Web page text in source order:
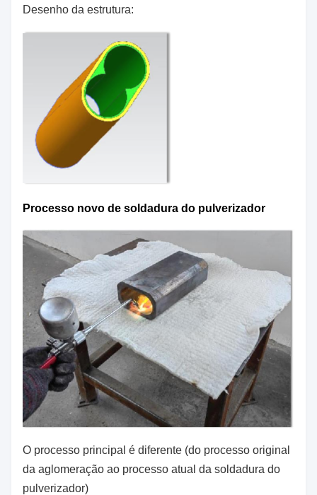
Desenho da estrutura:
Processo novo de soldadura do pulverizador
O processo principal é diferente (do processo original
da aglomeração ao processo atual da soldadura do
pulverizador)